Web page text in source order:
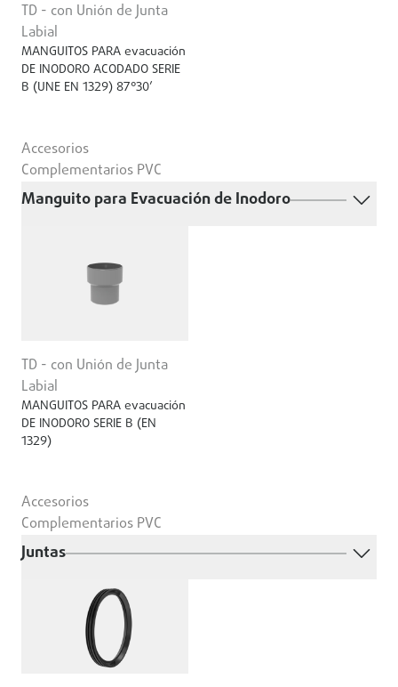
TD - con Unión de Junta
Labial
MANGUITOS PARA evacuación
DE INODORO ACODADO SERIE
B (UNE EN 1329) 87°30’
Accesorios
Complementarios PVC
Manguito para Evacuación de Inodoro
TD - con Unión de Junta
Labial
MANGUITOS PARA evacuación
DE INODORO SERIE B (EN
1329)
Accesorios
Complementarios PVC
Juntas